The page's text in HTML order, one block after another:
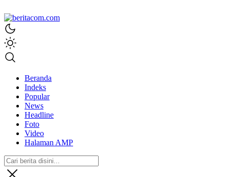
beritacom.com
bestnews
Beranda
Indeks
Popular
News
Headline
Foto
Video
Halaman AMP